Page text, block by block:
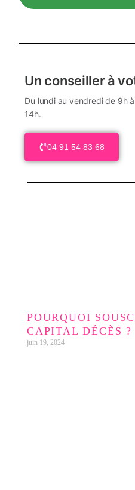
Un conseiller à
Du lundi au vendredi de 9h
14h.
04 91 54 83 68
POURQUOI
CAPITAL DÉCÈS ?
juin 19, 2024